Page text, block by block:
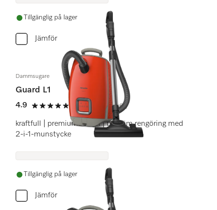
Tillgänglig på lager
Jämför
Dammsugare
Guard L1
4.9
4.9 stars out of 5
(16 recensioner)
kraftfull | premiumdesign | bekväm rengöring med
2-i-1-munstycke
Tillgänglig på lager
Jämför